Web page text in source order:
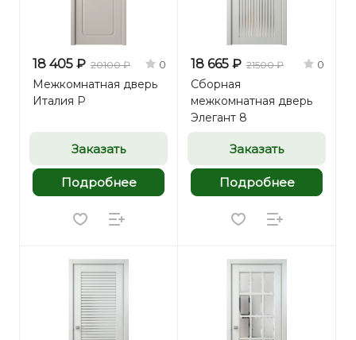
18 405 ₽ 20100 ₽ 0
Межкомнатная дверь
Италия Р
Заказать
Подробнее
18 665 ₽ 21500 ₽ 0
Сборная
межкомнатная дверь
Элегант 8
Заказать
Подробнее